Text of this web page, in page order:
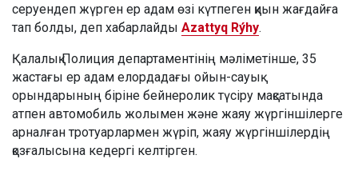
серуендеп жүрген ер адам өзі күтпеген қиын жағдайға
тап болды, деп хабарлайды Azattyq Rýhy.
Қалалық Полиция департаментінің мәліметінше, 35
жастағы ер адам елордадағы ойын-сауық
орындарының біріне бейнеролик түсіру мақсатында
атпен автомобиль жолымен және жаяу жүргіншілерге
арналған тротуарлармен жүріп, жаяу жүргіншілердің
қозғалысына кедергі келтірген.